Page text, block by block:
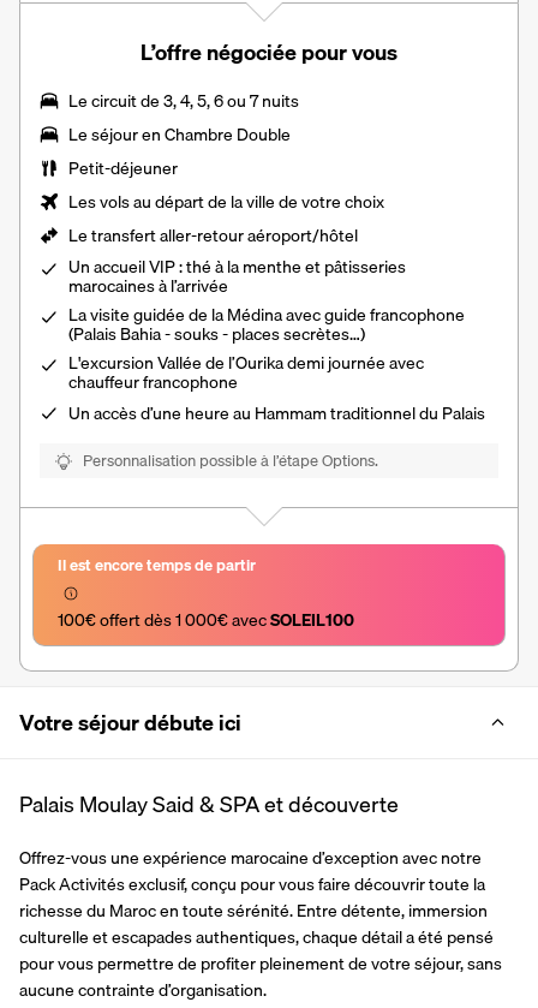
L’offre négociée pour vous
Le circuit de 3, 4, 5, 6 ou 7 nuits
Le séjour enChambre Double
Petit-déjeuner
Les vols au départ de la ville de votre choix
Letransfert aller-retour aéroport/hôtel
Un accueil VIP : thé à la menthe et pâtisseries
marocaines à l’arrivée
La visite guidée de la Médina avec guide francophone
(Palais Bahia - souks - places secrètes…)
L'excursion Vallée de l’Ourika demi journée avec
chauffeur francophone
Un accès d’une heure au Hammam traditionnel du Palais
Personnalisation possible à l’étape Options.
Il est encore temps de partir
100€ offert dès 1 000€ avec SOLEIL100
Votre séjour débute ici
Palais Moulay Said & SPA et découverte
Offrez-vous une expérience marocaine d’exception avec notre
Pack Activités exclusif, conçu pour vous faire découvrir toute la
richesse du Maroc en toute sérénité. Entre détente, immersion
culturelle et escapades authentiques, chaque détail a été pensé
pour vous permettre de profiter pleinement de votre séjour, sans
aucune contrainte d’organisation.